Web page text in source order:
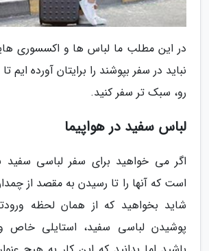
در این مطلب ما لباس ها و اکسسوری
نباید در سفر بپوشند را برایتان آورده
رو، سبک تر سفر کنید.
لباس سفید در هواپیما
اگر می خواهید برای سفر لباسی سفید
است که آنها را تا رسیدن به مقصد از
شاید بخواهید که از همان لحظه
پوشیدن لباسی سفید، استایلی خاص